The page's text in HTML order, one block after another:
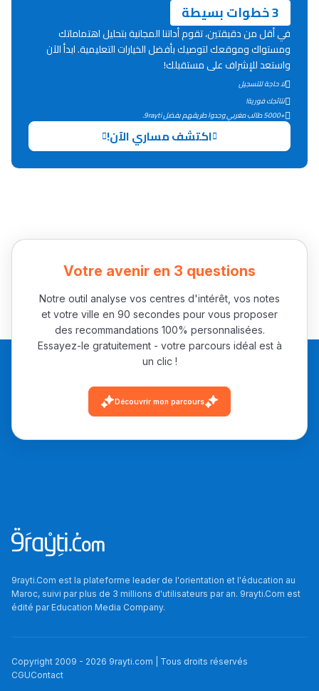
3 خطوات بسيطة
في أقل من دقيقتين، تقوم أداتنا المجانية بتحليل اهتماماتك
ومستواك وموقعك لتوصيك بأفضل الخيارات التعليمية. ابدأ الآن
واستعد للإشراف على مستقبلك!
لا حاجة للتسجيل
نتائجك فورية!
+5000 طالب مغربي وجدوا طريقهم بفضل 9rayti.
اكتشف مساري الآن!
Votre avenir en 3 questions
Notre outil analyse vos centres d'intérêt, vos notes
et votre ville en 90 secondes pour vous proposer
des recommandations 100% personnalisées.
Essayez-le gratuitement - votre parcours idéal est à
un clic !
Découvrir mon parcours
9rayti.Com est la plateforme leader de l'orientation et l'éducation au
Maroc, suivi par plus de 3 millions d'utilisateurs par an. 9rayti.Com est
édité parEducation Media Company.
Copyright 2009 - 2026 9rayti.com | Tous droits réservés
CGUContact